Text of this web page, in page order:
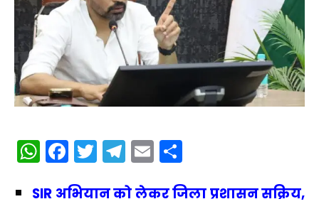
WhatsApp
Facebook
Twitter
Telegram
Email
SIR अभियान को लेकर जिला प्रशासन सक्रिय,